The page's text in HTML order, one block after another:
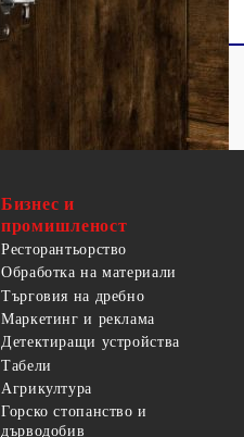
Бизнес и
промишленост
Ресторантьорство
Обработка на материали
Търговия на дребно
Маркетинг и реклама
Детектиращи устройства
Табели
Агрикултура
Горско стопанство и
дърводобив